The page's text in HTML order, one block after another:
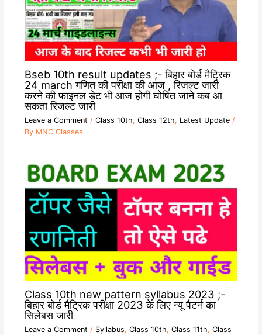
Bseb 10th result updates ;- बिहार बोर्ड मैट्रिक
24 march गणित की परीक्षा की आज , रिजल्ट जारी
करने की फाइनल डेट भी आज होगी घोषित जाने कब आ
सकता रिजल्ट जारी
Leave a Comment / Class 10th, Class 12th, Latest Update/
By MNC Classes
Class 10th new pattern syllabus 2023 ;-
बिहार बोर्ड मैट्रिक परीक्षा 2023 के लिए न्यू पैटर्न का
सिलेबस जारी
Leave a Comment / Syllabus, Class 10th, Class 11th, Class